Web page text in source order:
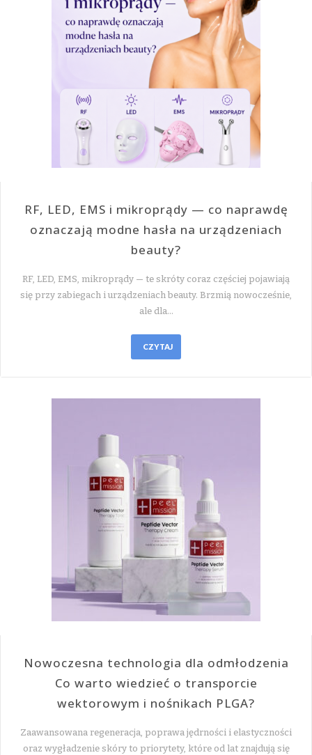
RF, LED, EMS i mikroprądy — co naprawdę
oznaczają modne hasła na urządzeniach
beauty?
RF, LED, EMS, mikroprądy — te skróty coraz częściej pojawiają
się przy zabiegach i urządzeniach beauty. Brzmią nowocześnie,
ale dla…
CZYTAJ
Nowoczesna technologia dla odmłodzenia
Co warto wiedzieć o transporcie
wektorowym i nośnikach PLGA?
Zaawansowana regeneracja, poprawa jędrności i elastyczności
oraz wygładzenie skóry to priorytety, które od lat znajdują się